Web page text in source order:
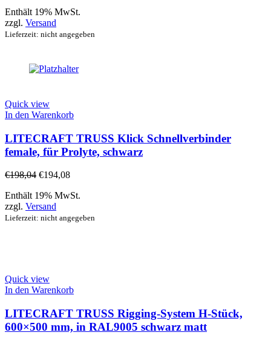
Enthält 19% MwSt.
zzgl. Versand
Lieferzeit: nicht angegeben
Quick view
In den Warenkorb
LITECRAFT TRUSS Klick Schnellverbinder
female, für Prolyte, schwarz
€198,04 €194,08
Enthält 19% MwSt.
zzgl. Versand
Lieferzeit: nicht angegeben
Quick view
In den Warenkorb
LITECRAFT TRUSS Rigging-System H-Stück,
600×500 mm, in RAL9005 schwarz matt